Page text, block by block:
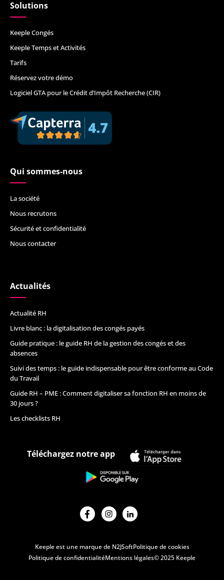
Solutions
Keeple Congés
Keeple Temps et Activités
Tarifs
Réservez votre démo
Logiciel GTA pour le Crédit d’Impôt Recherche (CIR)
Qui sommes-nous
La société
Nous recrutons
Sécurité et confidentialité
Nous contacter
Actualités
Actualité RH
Livre blanc : la digitalisation des congés payés
Guide pratique : le guide RH de la gestion des congés et des
absences
Suivi des temps : le guide indispensable pour être conforme au Code
du Travail
Guide RH – PME : Comment digitaliser sa fonction RH en moins de
30 jours ?
Les checklists RH
Téléchargez notre app
Keeple est une marque de N2JSoftPolitique de cookies
Politique de confidentialitéMentions légales© 2025 Keeple